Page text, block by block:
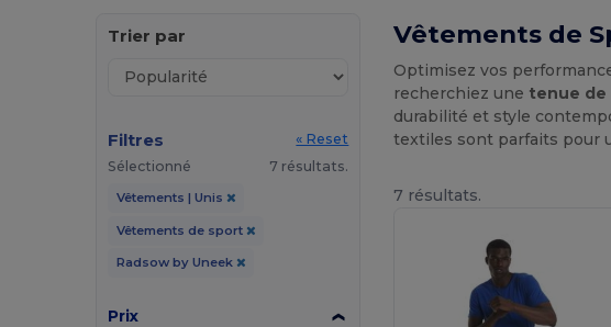
Trier par
Filtres
« Reset
Sélectionné
7 résultats.
Vêtements | Unis
Vêtements de sport
Radsow by Uneek
Prix
Vêtements de
Optimisez vos
recherchiez une tenue de
durabilité et style
textiles sont parfaits pour
7 résultats.